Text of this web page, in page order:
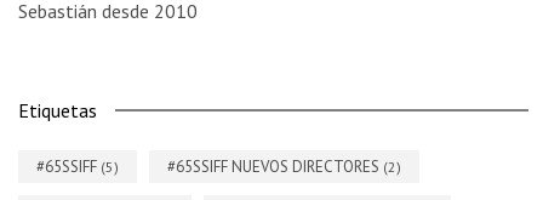
Sebastián desde 2010
Etiquetas
#65SSIFF (5) #65SSIFF NUEVOS DIRECTORES (2)